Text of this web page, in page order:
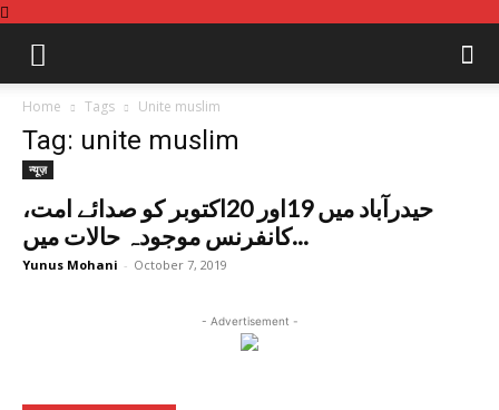
Home Tags Unite muslim
Tag: unite muslim
न्यूज़
،حیدرآباد میں 19اور 20اکتوبر کو صدائے امت
کانفرنس موجودہ حالات میں...
Yunus Mohani - October 7, 2019
- Advertisement -